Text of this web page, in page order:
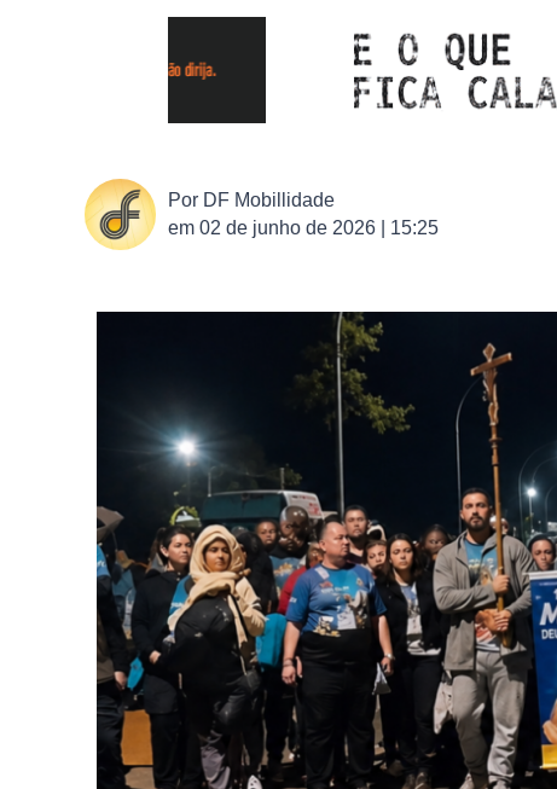
Por DF Mobillidade
em 02 de junho de 2026 | 15:25